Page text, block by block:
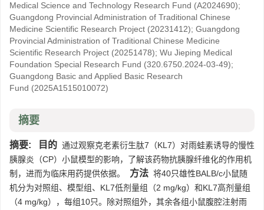
Medical Science and Technology Research Fund (A2024690);
Guangdong Provincial Administration of Traditional Chinese
Medicine Scientific Research Project (20231412); Guangdong
Provincial Administration of Traditional Chinese Medicine
Scientific Research Project (20251478); Wu Jieping Medical
Foundation Special Research Fund (320.6750.2024-03-49);
Guangdong Basic and Applied Basic Research
Fund (2025A1515010072)
摘要
摘要: 目的 通过观察克老素衍生肽7（KL7）对雨蛙素诱导的慢性
胰腺炎（CP）小鼠模型的影响，了解该药物抗胰腺纤维化的作用机
制，进而为临床用药提供依据。
方法 将40只雄性BALB/c小鼠随
机分为对照组、模型组、KL7低剂量组（2 mg/kg）和KL7高剂量组
（4 mg/kg），每组10只。除对照组外，其余各组小鼠腹腔注射雨